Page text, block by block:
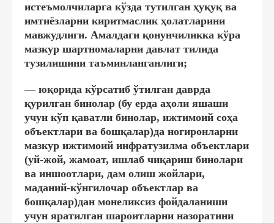
истеъмолчиларга кўзда тутилган ҳуқуқ ва
имтиёзларни киритмаслик ҳолатларини
мавжудлиги. Амалдаги қонунчиликка кўра
мазкур шартномаларни давлат тилида
тузилишини таъминланганлиги;
— юқорида кўрсатиб ўтилган даврда
қурилган бинолар (бу ерда аҳоли яшаши
учун кўп қаватли бинолар, ижтимоий соҳа
объектлари ва бошқалар)да ногиронларни
мазкур ижтимоий инфратузилма объектлари
(уй-жой, жамоат, ишлаб чиқариш бинолари
ва иншоотлари, дам олиш жойлари,
маданий-кўнгилочар объектлар ва
бошқалар)дан монеликсиз фойдаланиши
учун яратилган шароитларни назоратини